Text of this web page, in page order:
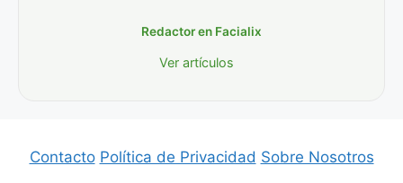
Redactor en Facialix
Ver artículos
Contacto Política de Privacidad Sobre Nosotros